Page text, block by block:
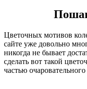
Цветочных мотивов
сайте уже довольно
никогда не бывает
сделать вот такой
частью